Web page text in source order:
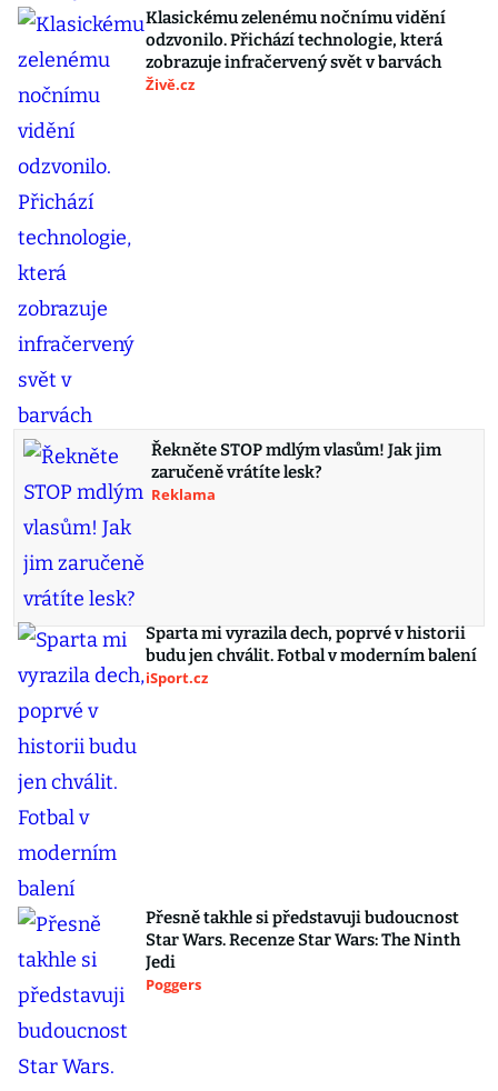
Klasickému zelenému nočnímu vidění
odzvonilo. Přichází technologie, která
zobrazuje infračervený svět v barvách
Živě.cz
Řekněte STOP mdlým vlasům! Jak jim
zaručeně vrátíte lesk?
Reklama
Sparta mi vyrazila dech, poprvé v historii
budu jen chválit. Fotbal v moderním balení
iSport.cz
Přesně takhle si představuji budoucnost
Star Wars. Recenze Star Wars: The Ninth
Jedi
Poggers